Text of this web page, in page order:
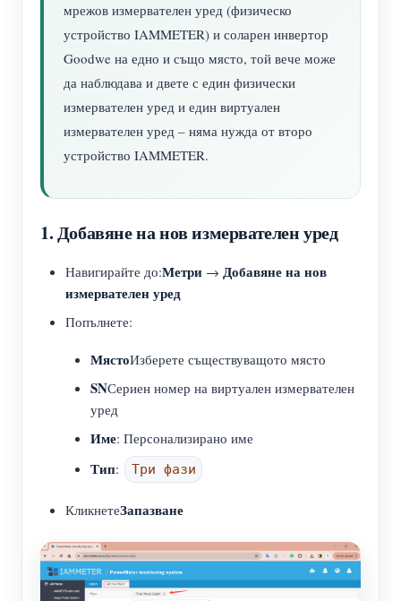
мрежов измервателен уред (физическо
устройство IAMMETER) и соларен инвертор
Goodwe на едно и също място, той вече може
да наблюдава и двете с един физически
измервателен уред и един виртуален
измервателен уред – няма нужда от второ
устройство IAMMETER.
1. Добавяне на нов измервателен уред
Навигирайте до:Метри → Добавяне на нов
измервателен уред
Попълнете:
МястоИзберете съществуващото място
SNСериен номер на виртуален измервателен
уред
Име: Персонализирано име
Тип: Три фази
КликнетеЗапазване